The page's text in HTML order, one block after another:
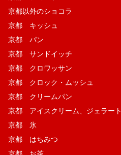
京都以外のショコラ
京都 キッシュ
京都 パン
京都 サンドイッチ
京都 クロワッサン
京都 クロック・ムッシュ
京都 クリームパン
京都 アイスクリーム、ジェラート
京都 氷
京都 はちみつ